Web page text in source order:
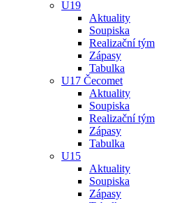
U19
Aktuality
Soupiska
Realizační tým
Zápasy
Tabulka
U17 Čecomet
Aktuality
Soupiska
Realizační tým
Zápasy
Tabulka
U15
Aktuality
Soupiska
Zápasy